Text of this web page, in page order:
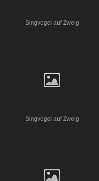
Singvogel auf Zweig
Singvogel auf Zweig